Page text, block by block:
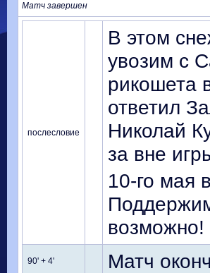
Матч завершен
послесловие
В этом
увозим с
рикошета
ответил
Николай
за вне
10-го мая
возможно!
90' + 4' Матч